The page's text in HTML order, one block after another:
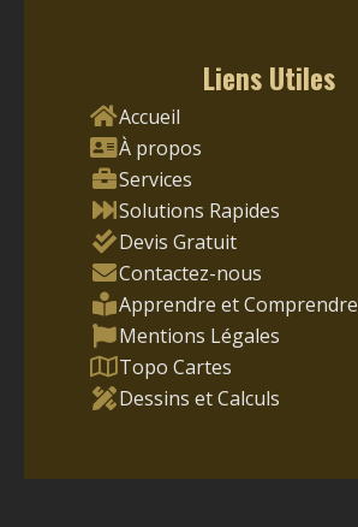
Liens Utiles
Accueil
À propos
Services
Solutions Rapides
Devis Gratuit
Contactez-nous
Apprendre et Comprendre
Mentions Légales
Topo Cartes
Dessins et Calculs